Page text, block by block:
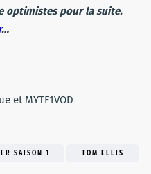
optimistes pour la suite.
…
et MYTF1VOD
SAISON 1 TOM ELLIS